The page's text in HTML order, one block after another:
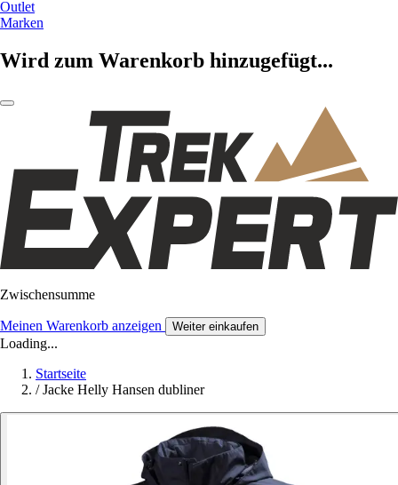
Outlet
Marken
Wird zum Warenkorb hinzugefügt...
Zwischensumme
Meinen Warenkorb anzeigen Weiter einkaufen
Loading...
Startseite
/ Jacke Helly Hansen dubliner